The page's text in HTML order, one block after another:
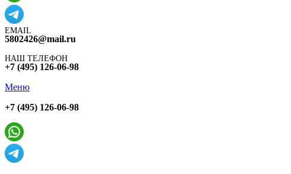
EMAIL
5802426@mail.ru
НАШ ТЕЛЕФОН
+7 (495) 126-06-98
Меню
+7 (495) 126-06-98